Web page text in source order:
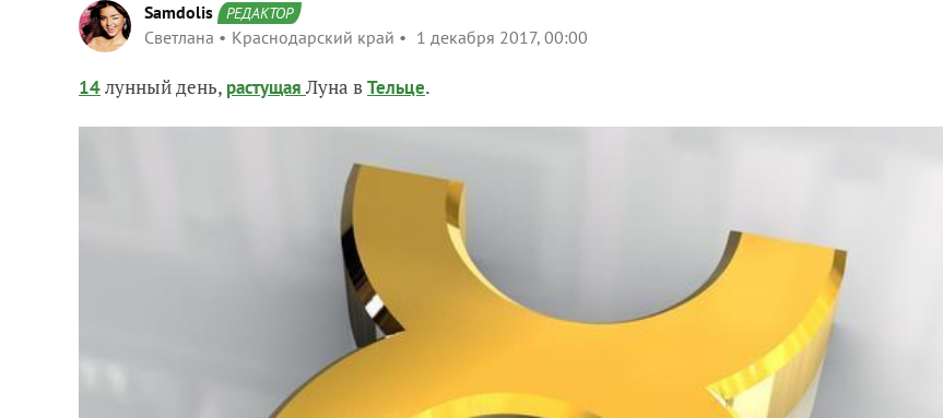
Samdolis РЕДАКТОР
Светлана Краснодарский край 1 декабря 2017, 00:00
14лунный день, растущая Луна вТельце.